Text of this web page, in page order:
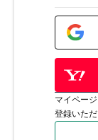
マイペー
登録いただ